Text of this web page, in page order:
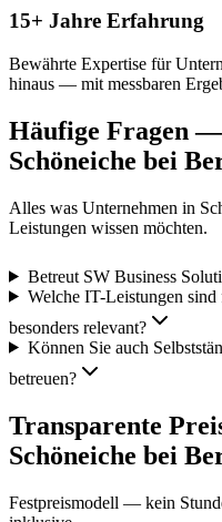
15+ Jahre Erfahrung
Bewährte Expertise für
hinaus — mit messbaren
Häufige Fragen
Schöneiche bei
Alles was Unternehmen in
Leistungen wissen möchten.
Betreut SW Business
Welche IT-Leistungen
besonders relevant?
Können Sie auch
betreuen?
Transparente
Schöneiche bei
Festpreismodell — kein